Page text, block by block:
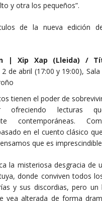
y otra los pequeños”.
de la nueva edición
| Xip Xap (Lleida) /
2 de abril (17:00 y 19:00),
tienen el poder de
ofreciendo lecturas
contemporáneas.
en el cuento clásico
que es
la misteriosa desgracia de
donde conviven todos
y sus discordias, pero un
vea alterada de forma